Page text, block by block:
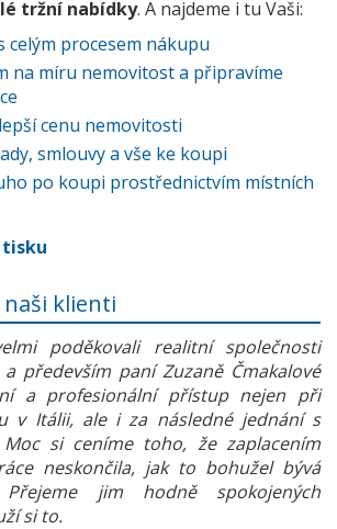
tržní nabídky. A najdeme i tu Vaši:
celým procesem nákupu
na míru nemovitost a připravíme
cenu nemovitosti
smlouvy a vše ke koupi
po koupi prostřednictvím místních
tisku
naši klienti
poděkovali realitní společnosti
a především paní Zuzaně Čmakalové
a profesionální přístup nejen při
v Itálii, ale i za následné jednání s
si ceníme toho, že zaplacením
neskončila, jak to bohužel bývá
jim hodně spokojených
si to.